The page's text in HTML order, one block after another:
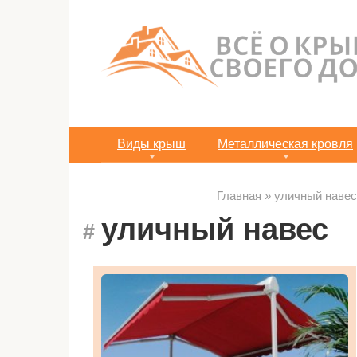
Виды крыш Металлическая кровля
Главная » уличный навес
уличный навес